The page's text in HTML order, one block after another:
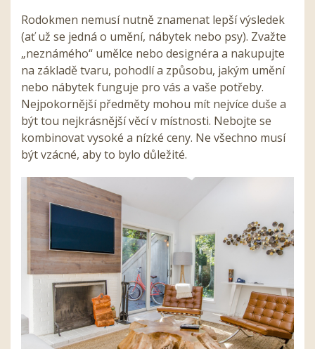
Rodokmen nemusí nutně znamenat lepší výsledek
(ať už se jedná o umění, nábytek nebo psy). Zvažte
„neznámého“ umělce nebo designéra a nakupujte
na základě tvaru, pohodlí a způsobu, jakým umění
nebo nábytek funguje pro vás a vaše potřeby.
Nejpokornější předměty mohou mít nejvíce duše a
být tou nejkrásnější věcí v místnosti. Nebojte se
kombinovat vysoké a nízké ceny. Ne všechno musí
být vzácné, aby to bylo důležité.